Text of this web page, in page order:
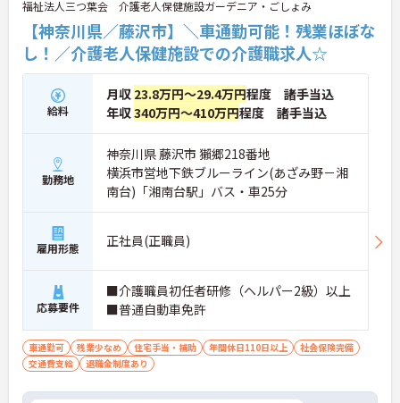
福祉法人三つ葉会 介護老人保健施設ガーデニア・ごしょみ
【神奈川県／藤沢市】＼車通勤可能！残業ほぼな
し！／介護老人保健施設での介護職求人☆
給料
月収 23.8万円～29.4万円程度 諸手当込
年収340万円～410万円程度 諸手当込
勤務地
神奈川県 藤沢市 獺郷218番地
横浜市営地下鉄ブルーライン(あざみ野－湘
南台)「湘南台駅」バス・車25分
雇用形態 正社員(正職員)
応募要件
■介護職員初任者研修（ヘルパー2級）以上
■普通自動車免許
車通勤可 残業少なめ 住宅手当・補助 年間休日110日以上
社会保険完備
交通費支給
退職金制度あり